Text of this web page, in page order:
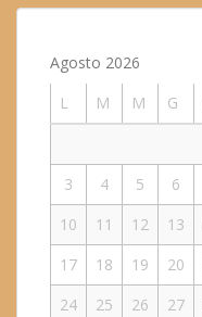
Agosto 2026
L
M M G
3
4 5 6
10
11 12 13
17
18 19 20
24
25 26 27